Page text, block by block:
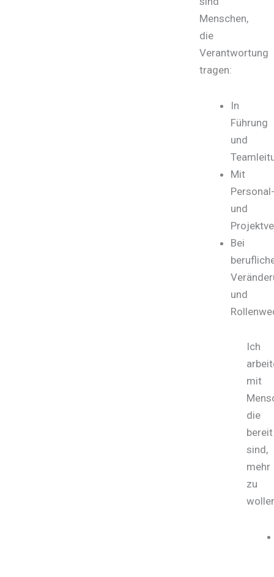
Menschen,
die
Verantwortung
tragen:
In
Führung
und
Mit
Personal-
und
Bei
und
Ich
mit
die
bereit
sind,
mehr
zu